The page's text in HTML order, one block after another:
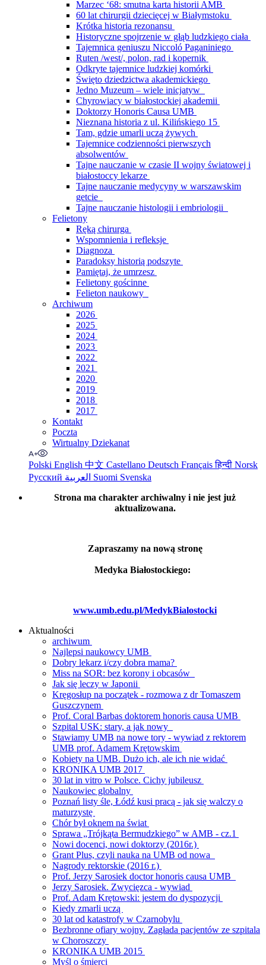
Marzec ‘68: smutna karta historii AMB
60 lat chirurgii dziecięcej w Białymstoku
Krótka historia rezonansu
Historyczne spojrzenie w głąb ludzkiego ciała
Tajemnica geniuszu Niccoló Paganiniego
Ruten /west/, polon, rad i kopernik
Odkryte tajemnice ludzkiej komórki
Święto dziedzictwa akademickiego
Jedno Muzeum – wiele inicjatyw
Chyrowiacy w białostockiej akademii
Doktorzy Honoris Causa UMB
Nieznana historia z ul. Kilińskiego 15
Tam, gdzie umarli uczą żywych
Tajemnice codzienności pierwszych
absolwentów
Tajne nauczanie w czasie II wojny światowej i
białostoccy lekarze
Tajne nauczanie medycyny w warszawskim
getcie
Tajne nauczanie histologii i embriologii
Felietony
Ręką chirurga
Wspomnienia i refleksje
Diagnoza
Paradoksy historią podszyte
Pamiętaj, że umrzesz
Felietony gościnne
Felieton naukowy
Archiwum
2026
2025
2024
2023
2022
2021
2020
2019
2018
2017
Kontakt
Poczta
Wirtualny Dziekanat
Polski English 中文 Castellano Deutsch Françaisहिन्दी Norsk
Русский
Suomi Svenska
Strona ma charakter archiwalny i nie jest już
aktualizowana.
Zapraszamy na nową stronę
Medyka Białostockiego:
www.umb.edu.pl/MedykBialostocki
Aktualności
archiwum
Najlepsi naukowcy UMB
Dobry lekarz i/czy dobra mama?
Miss na SOR: bez korony i obcasów
Jak się leczy w Japonii
Kręgosłup na początek - rozmowa z dr Tomaszem
Guszczynem
Prof. Coral Barbas doktorem honoris causa UMB
Szpital USK: stary, a jak nowy
Stawiamy UMB na nowe tory - wywiad z rektorem
UMB prof. Adamem Krętowskim
Kobiety na UMB. Dużo ich, ale ich nie widać
KRONIKA UMB 2017
30 lat in vitro w Polsce. Cichy jubileusz
Naukowiec globalny
Poznań listy śle, Łódź kusi pracą - jak się walczy o
maturzystę
Chór był oknem na świat
Sprawa „Trójkąta Bermudzkiego” w AMB - cz.1
Nowi docenci, nowi doktorzy (2016r.)
Grant Plus, czyli nauka na UMB od nowa
Nagrody rektorskie (2016 r.)
Prof. Jerzy Sarosiek doctor honoris causa UMB
Jerzy Sarosiek. Zwycięzca - wywiad
Prof. Adam Krętowski: jestem do dyspozycji
Kiedy zmarli uczą
30 lat od katastrofy w Czarnobylu
Bezbronne ofiary wojny. Zagłada pacjentów ze szpitala
w Choroszczy
KRONIKA UMB 2015
Myśl o śmierci